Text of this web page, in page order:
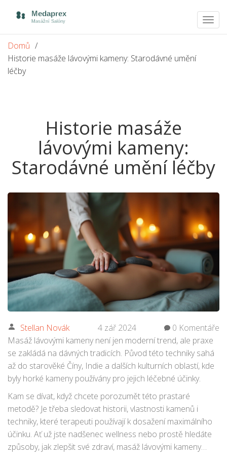
Domů
Historie masáže lávovými kameny: Starodávné umění
léčby
Historie masáže
lávovými kameny:
Starodávné umění léčby
Stellan Novák 4 zář 2024
0 Komentáře
Masáž lávovými kameny není jen moderní trend, ale praxe
se zakládá na dávných tradicích. Původ této techniky sahá
až do starověké Číny, Indie a dalších kulturních oblastí, kde
byly horké kameny používány pro jejich léčebné účinky.
Kam se dívat, když chcete porozumět této prastaré
metodě? Je třeba sledovat historii, vlastnosti kamenů i
techniky, které terapeuti používají k dosažení maximálního
účinku. Ať už jste nadšenec wellness nebo prostě hledáte
způsoby, jak zlepšit své zdraví, masáž lávovými kameny